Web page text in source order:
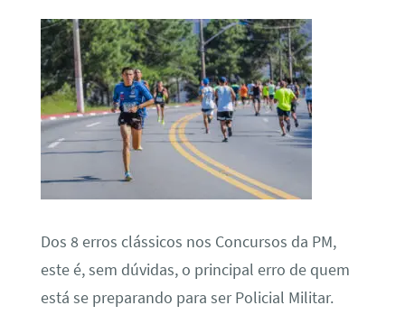
Dos 8 erros clássicos nos Concursos da PM,
este é, sem dúvidas, o principal erro de quem
está se preparando para ser Policial Militar.